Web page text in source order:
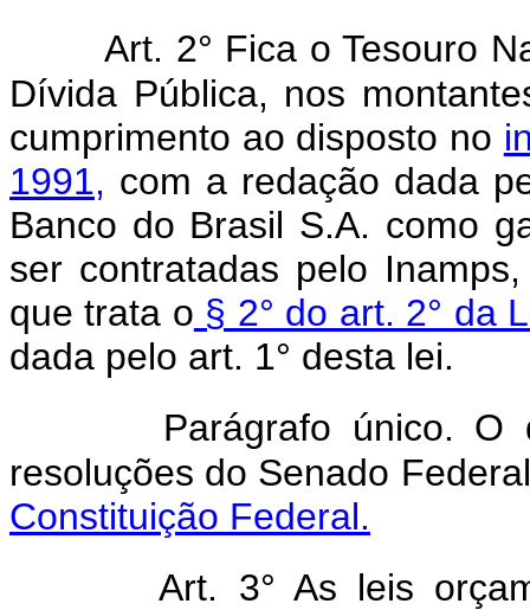
Art. 2° Fica o Tesouro
Dívida Pública, nos
cumprimento ao disposto no
1991, com a redação dada
Banco do Brasil S.A. como
ser contratadas pelo
que trata o § 2° do art. 2° da
dada pelo art. 1° desta lei.
Parágrafo único. O
resoluções do Senado
Constituição Federal.
Art. 3° As leis